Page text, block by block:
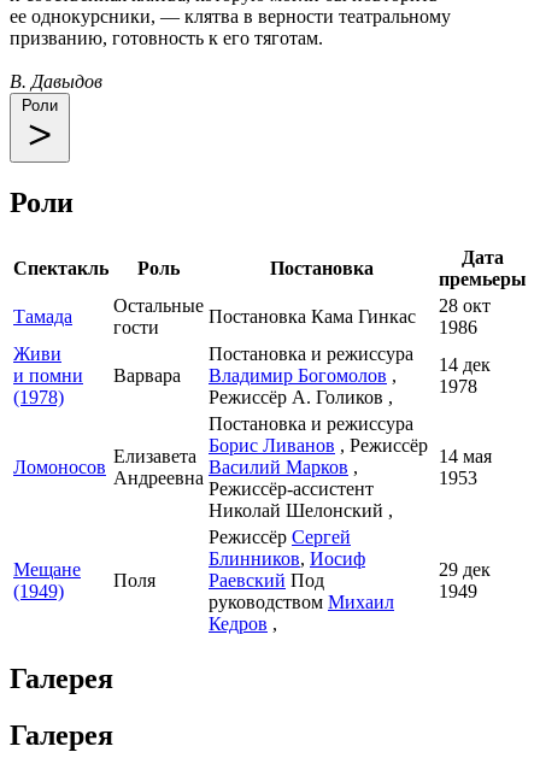
ее однокурсники, — клятва в верности театральному
призванию, готовность к его тяготам.
В. Давыдов
Роли
Роли
Спектакль Роль Постановка
Дата
премьеры
Тамада
Остальные
гости
Постановка Кама Гинкас
28 окт
1986
Живи
и помни
(1978)
Варвара
Постановка и режиссура
Владимир Богомолов ,
Режиссёр А. Голиков ,
14 дек
1978
Ломоносов
Елизавета
Андреевна
Постановка и режиссура
Борис Ливанов , Режиссёр
Василий Марков ,
Режиссёр-ассистент
Николай Шелонский ,
14 мая
1953
Мещане
(1949)
Поля
Режиссёр Сергей
Блинников, Иосиф
Раевский Под
руководством Михаил
Кедров ,
29 дек
1949
Галерея
Галерея